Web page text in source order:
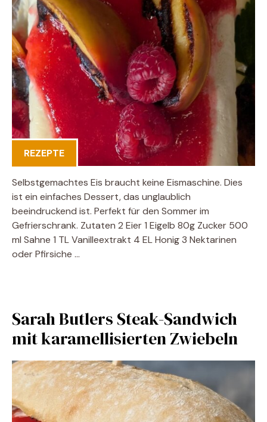
REZEPTE
Selbstgemachtes Eis braucht keine Eismaschine. Dies
ist ein einfaches Dessert, das unglaublich
beeindruckend ist. Perfekt für den Sommer im
Gefrierschrank. Zutaten 2 Eier 1 Eigelb 80g Zucker 500
ml Sahne 1 TL Vanilleextrakt 4 EL Honig 3 Nektarinen
oder Pfirsiche …
Sarah Butlers Steak-Sandwich
mit karamellisierten Zwiebeln